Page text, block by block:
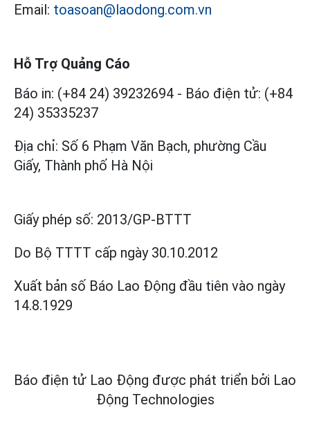
Email: toasoan@laodong.com.vn
Hỗ Trợ Quảng Cáo
Báo in: (+84 24) 39232694 - Báo điện tử: (+84
24) 35335237
Địa chỉ: Số 6 Phạm Văn Bạch, phường Cầu
Giấy, Thành phố Hà Nội
Giấy phép số: 2013/GP-BTTT
Do Bộ TTTT cấp ngày 30.10.2012
Xuất bản số Báo Lao Động đầu tiên vào ngày
14.8.1929
Báo điện tử Lao Động được phát triển bởi Lao
Động Technologies